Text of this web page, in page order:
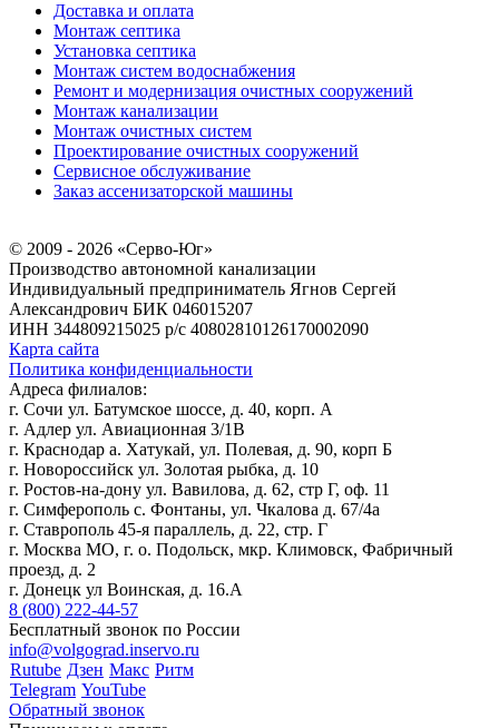
Доставка и оплата
Монтаж септика
Установка септика
Монтаж систем водоснабжения
Ремонт и модернизация очистных сооружений
Монтаж канализации
Монтаж очистных систем
Проектирование очистных сооружений
Сервисное обслуживание
Заказ ассенизаторской машины
© 2009 - 2026 «Серво-Юг»
Производство автономной канализации
Индивидуальный предприниматель Ягнов Сергей
Александрович БИК 046015207
ИНН 344809215025 р/с 40802810126170002090
Карта сайта
Политика конфиденциальности
Адреса филиалов:
г. Сочи ул. Батумское шоссе, д. 40, корп. А
г. Адлер ул. Авиационная 3/1В
г. Краснодар а. Хатукай, ул. Полевая, д. 90, корп Б
г. Новороссийск ул. Золотая рыбка, д. 10
г. Ростов-на-дону ул. Вавилова, д. 62, стр Г, оф. 11
г. Симферополь с. Фонтаны, ул. Чкалова д. 67/4а
г. Ставрополь 45-я параллель, д. 22, стр. Г
г. Москва МО, г. о. Подольск, мкр. Климовск, Фабричный
проезд, д. 2
г. Донецк ул Воинская, д. 16.А
8 (800) 222-44-57
Бесплатный звонок по России
info@volgograd.inservo.ru
Rutube Дзен Макс Ритм
Telegram YouTube
Обратный звонок